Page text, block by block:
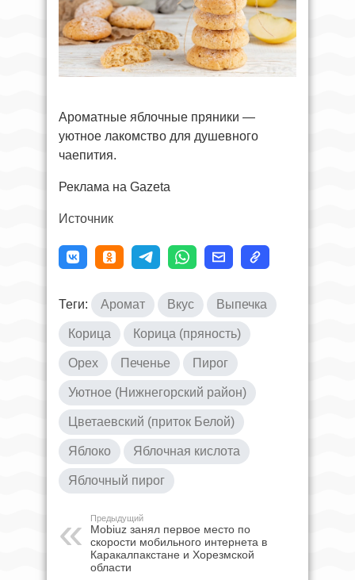
Ароматные яблочные пряники —
уютное лакомство для душевного
чаепития.
Реклама на Gazeta
Источник
Теги: Аромат Вкус Выпечка
Корица Корица (пряность)
Орех Печенье Пирог
Уютное (Нижнегорский район)
Цветаевский (приток Белой)
Яблоко Яблочная кислота
Яблочный пирог
Предыдущий
Mobiuz занял первое место по
скорости мобильного интернета в
Каракалпакстане и Хорезмской
области